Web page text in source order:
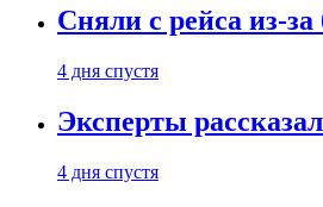
Сняли с рейса из-
4 дня спустя
Эксперты
4 дня спустя